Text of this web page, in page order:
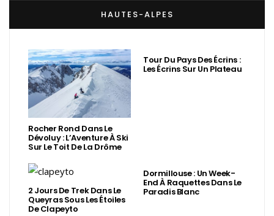
HAUTES-ALPES
Rocher Rond Dans Le
Dévoluy : L’Aventure À Ski
Sur Le Toit De La Drôme
Tour Du Pays Des Écrins :
Les Écrins Sur Un Plateau
2 Jours De Trek Dans Le
Queyras Sous Les Étoiles
De Clapeyto
Dormillouse : Un Week-
End À Raquettes Dans Le
Paradis Blanc